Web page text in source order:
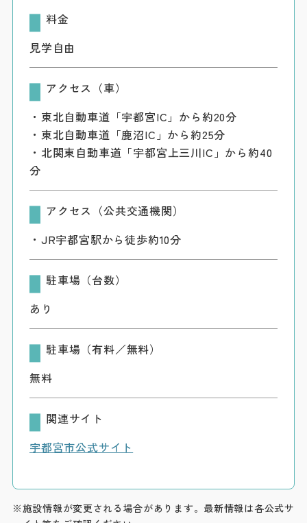
料金
見学自由
アクセス（車）
・東北自動車道「宇都宮IC」から約20分
・東北自動車道「鹿沼IC」から約25分
・北関東自動車道「宇都宮上三川IC」から約40
分
アクセス（公共交通機関）
・JR宇都宮駅から徒歩約10分
駐車場（台数）
あり
駐車場（有料／無料）
無料
関連サイト
宇都宮市公式サイト
※施設情報が変更される場合があります。最新情報は各公式サ